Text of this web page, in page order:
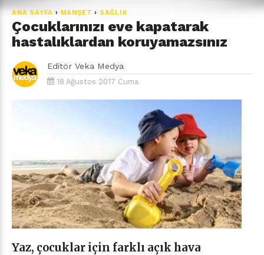
ANA SAYFA › MANŞET › SAĞLIK
Çocuklarınızı eve kapatarak
hastalıklardan koruyamazsınız
Editör Veka Medya
18 Ağustos 2017 Cuma
Yaz, çocuklar için farklı açık hava